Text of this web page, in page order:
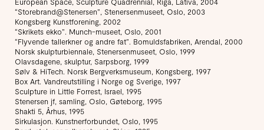
European Space, Sculpture Quadrennial, Riga, Lativa, 2004
“Storebrand@Stenersen”, Stenersenmuseet, Oslo, 2003
Kongsberg Kunstforening, 2002
“Skrikets ekko”. Munch-museet, Oslo, 2001
“Flyvende tallerkner og andre fat”. Bomuldsfabriken, Arendal, 2000
Norsk skulpturbiennale, Stenersenmuseet, Oslo, 1999
Olavsdagene, skulptur, Sarpsborg, 1999
Sølv & HiTech. Norsk Bergverksmuseum, Kongsberg, 1997
Box Art. Vandreutstilling i Norge og Sverige, 1997
Sculpture in Little Forrest, Israel, 1995
Stenersen jf, samling, Oslo, Gøteborg, 1995
Shakti 5, Århus, 1995
Sirkulasjon. Kunstnerforbundet, Oslo, 1995